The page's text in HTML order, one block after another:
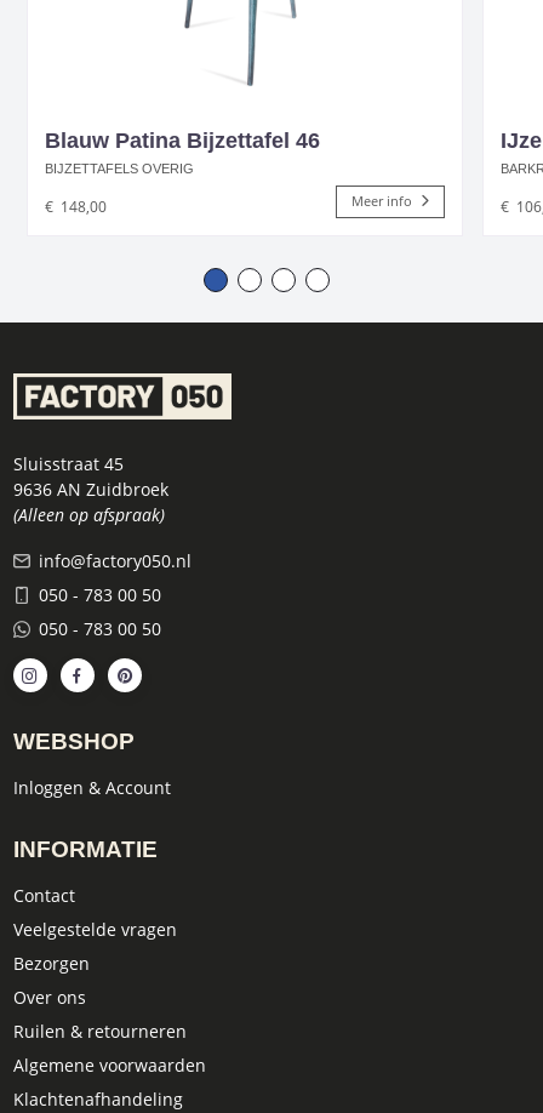
Blauw Patina Bijzettafel 46
BIJZETTAFELS OVERIG
€ 148,00 Meer info €
Sluisstraat 45
9636 AN Zuidbroek
(Alleen op afspraak)
info@factory050.nl
050 - 783 00 50
050 - 783 00 50
WEBSHOP
Inloggen & Account
INFORMATIE
Contact
Veelgestelde vragen
Bezorgen
Over ons
Ruilen & retourneren
Algemene voorwaarden
Klachtenafhandeling